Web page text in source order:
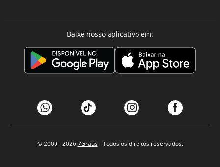
Baixe nosso aplicativo em:
© 2009 - 20267Graus- Todos os direitos reservados.